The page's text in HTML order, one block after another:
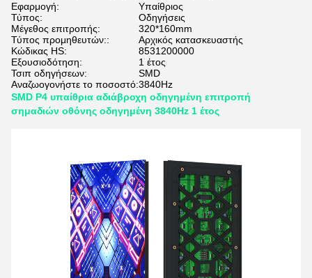
Εφαρμογή:
Υπαίθριος
Τύπος:
Οδηγήσεις
Μέγεθος επιτροπής:
320*160mm
Τύπος προμηθευτών::
Αρχικός κατασκευαστής
Κώδικας HS:
8531200000
Εξουσιοδότηση:
1 έτος
Τσιπ οδηγήσεων:
SMD
Αναζωογονήστε το ποσοστό:3840Hz
SMD P4 υπαίθρια αδιάβροχη οδηγημένη επιτροπή
σημαδιών οθόνης οδηγημένη 3840Hz 1 έτος